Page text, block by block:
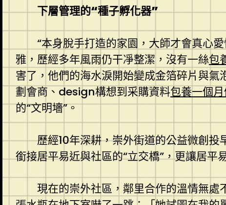
下層管理的“種子孵化器”
“本身脫手打造的家園，大師才會真心
雅，歷經多年風雨仍干凈整潔，沒有一絲包
害了，他們的海水淚開始變成金箔碎片與
劃會商、design構想到采購資料包養一個
的“文明墻”。
歷經10年深耕，崇外街道的公益微創投
銜接居平易近與社區的“立交橋”，更讓居平
現在的崇外社區，鄰里合作的溫情無